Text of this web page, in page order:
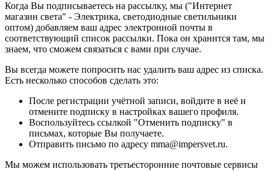
Когда Вы подписываетесь на рассылку, мы ("Интернет
магазин света" - Электрика, светодиодные светильники
оптом) добавляем ваш адрес электронной почты в
соответствующий список рассылки. Пока он хранится там, мы
знаем, что сможем связаться с вами при случае.
Вы всегда можете попросить нас удалить ваш адрес из списка.
Есть несколько способов сделать это:
После регистрации учётной записи, войдите в неё и
отмените подписку в настройках вашего профиля.
Воспользуйтесь ссылкой "Отменить подписку" в
письмах, которые Вы получаете.
Отправить письмо по адресу mma@impersvet.ru.
Мы можем использовать третьесторонние почтовые сервисы